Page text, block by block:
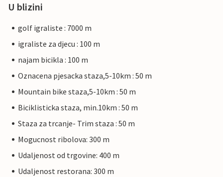
U blizini
golf igraliste : 7000 m
igraliste za djecu : 100 m
najam bicikla : 100 m
Oznacena pjesacka staza,5-10km : 50 m
Mountain bike staza,5-10km : 50 m
Biciklisticka staza, min.10km : 50 m
Staza za trcanje- Trim staza : 50 m
Mogucnost ribolova: 300 m
Udaljenost od trgovine: 400 m
Udaljenost restorana: 300 m